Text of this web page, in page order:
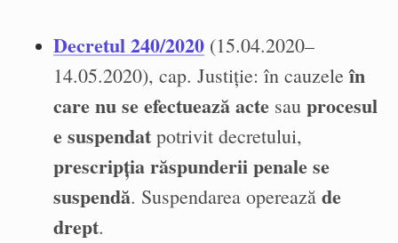
Decretul 240/2020 (15.04.2020–
14.05.2020), cap. Justiție: în cauzeleîn
care nu se efectuează acte sau procesul
e suspendat potrivit decretului,
prescripția răspunderii penale se
suspendă. Suspendarea operează de
drept.